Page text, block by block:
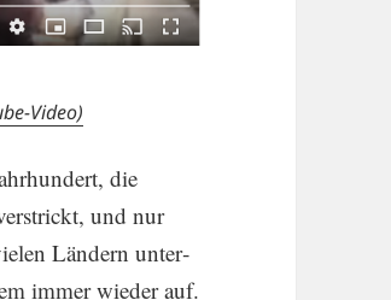
Video)
die
und nur
Ländern unter­
immer wieder auf.